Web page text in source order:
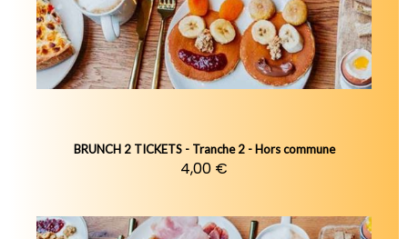
BRUNCH 2 TICKETS - Tranche 2 - Hors commune
4,00 €